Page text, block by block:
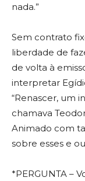
nada.”
Sem contrato
liberdade de
de volta à
interpretar
“Renascer, um
chamava
Animado com
sobre esses e
*PERGUNTA –